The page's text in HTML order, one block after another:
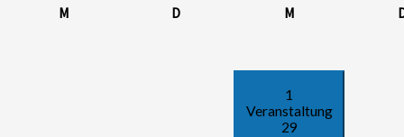
M DDienstag MMittwoch
1
Veranstaltung
29